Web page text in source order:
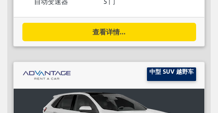
查看详情...
中型 SUV 越野车